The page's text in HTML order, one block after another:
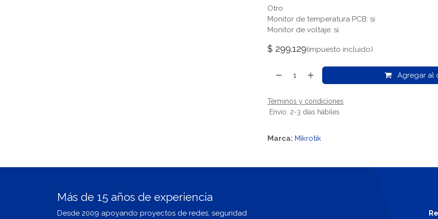
Otro
Monitor de temperatura PCB: si
Monitor de voltaje: si
$ 299.129(impuesto incluido)
Agregar al
Términos y condiciones
Envío: 2-3 días hábiles
Marca: Mikrotik
Más de 15 años de experiencia
Desde 2009 apoyando proyectos de redes, seguridad